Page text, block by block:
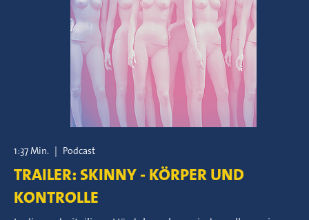
1:37 Min. | Podcast
TRAILER: SKINNY - KÖRPER UND
KONTROLLE